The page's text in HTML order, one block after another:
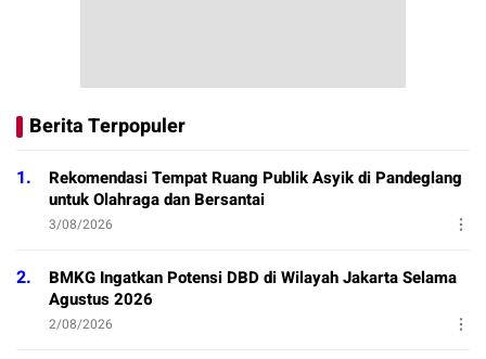
Berita Terpopuler
1.
Rekomendasi Tempat Ruang Publik Asyik di Pandeglang
untuk Olahraga dan Bersantai
3/08/2026
2.
BMKG Ingatkan Potensi DBD di Wilayah Jakarta Selama
Agustus 2026
2/08/2026